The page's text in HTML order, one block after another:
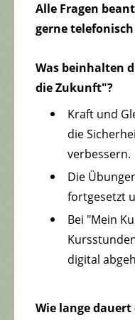
Alle Fragen
gerne telefonisch
Was beinhalten
die Zukunft"?
Kraft und
die
verbessern.
Die
fortgesetzt
Bei "Mein
digital
Wie lange dauert